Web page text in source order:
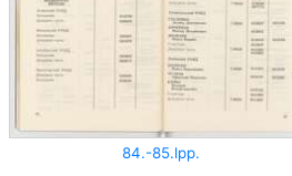
84.-85.lpp.